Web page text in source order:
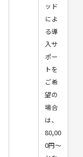
ッド
によ
る導
入サ
ポー
トを
ご希
望の
場合
は、
80,00
0円〜